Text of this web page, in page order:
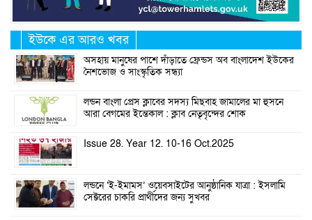
ইউকে এর আরও খবর
অসহায় মানুষের পাশে দাঁড়াতে ফ্রেন্ডস অব বাংলাদেশ ইউকের
নৈশভোজ ও সাংস্কৃতিক সন্ধ্যা
লন্ডন বাংলা প্রেস ক্লাবের সদস্য মিছবাহ জামালের মা হুসনে
আরা বেগমের ইন্তেকাল : ক্লাব নেতৃবৃন্দের শোক
Issue 28. Year 12. 10-16 Oct.2025
লন্ডনে ‘ই-ইমামস’ ওয়েবসাইটের আনুষ্ঠানিক যাত্রা : ইসলামি
সেক্টরের চাকরি প্রার্থীদের জন্য সুখবর